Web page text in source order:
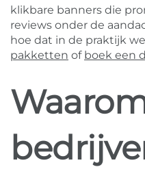
klikbare banners die
reviews onder de
hoe dat in de praktijk
pakketten of boek een